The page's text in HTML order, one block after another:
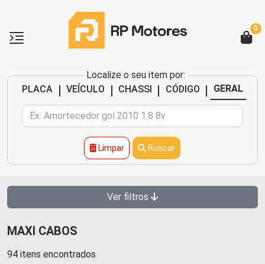
Localize o seu item por:
PLACA
| VEÍCULO | CHASSI | CÓDIGO | GERAL
Limpar Buscar
0
Ver filtros
MAXI CABOS
94 itens encontrados